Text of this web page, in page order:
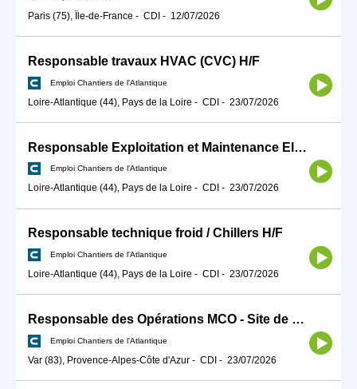
Paris (75), Île-de-France - CDI - 12/07/2026
Responsable travaux HVAC (CVC) H/F
Emploi Chantiers de l'Atlantique
Loire-Atlantique (44), Pays de la Loire - CDI - 23/07/2026
Responsable Exploitation et Maintenance Electrique H/F
Emploi Chantiers de l'Atlantique
Loire-Atlantique (44), Pays de la Loire - CDI - 23/07/2026
Responsable technique froid / Chillers H/F
Emploi Chantiers de l'Atlantique
Loire-Atlantique (44), Pays de la Loire - CDI - 23/07/2026
Responsable des Opérations MCO - Site de Toulon H/F
Emploi Chantiers de l'Atlantique
Var (83), Provence-Alpes-Côte d'Azur - CDI - 23/07/2026